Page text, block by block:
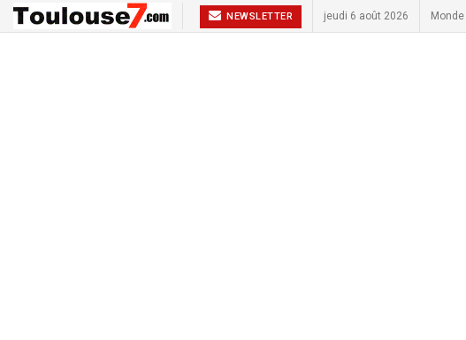
NEWSLETTER jeudi 6 août 2026 Monde